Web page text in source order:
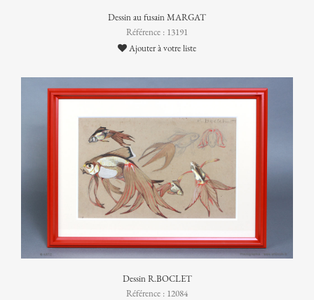
Dessin au fusain MARGAT
Référence : 13191
Ajouter à votre liste
Dessin R.BOCLET
Référence : 12084